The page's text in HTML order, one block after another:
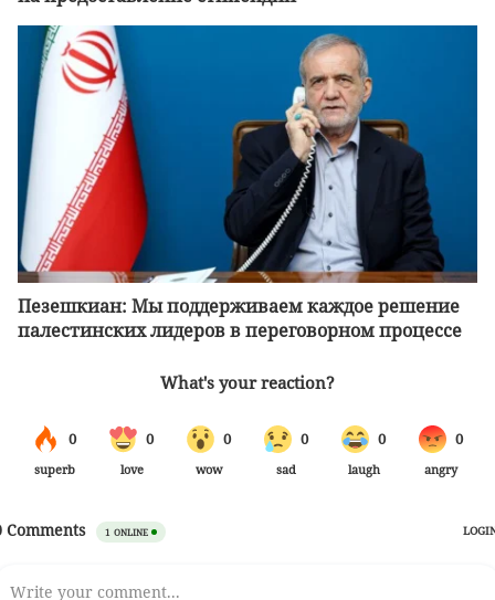
Пезешкиан: Мы поддерживаем каждое решение
палестинских лидеров в переговорном процессе